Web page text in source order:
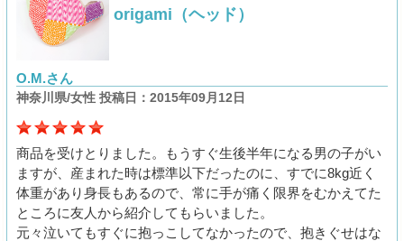
origami（ヘッド）
O.M.さん
神奈川県/女性 投稿日：2015年09月12日
商品を受けとりました。もうすぐ生後半年になる男の子がい
ますが、産まれた時は標準以下だったのに、すでに8kg近く
体重があり身長もあるので、常に手が痛く限界をむかえてた
ところに友人から紹介してもらいました。
元々泣いてもすぐに抱っこしてなかったので、抱きぐせはな